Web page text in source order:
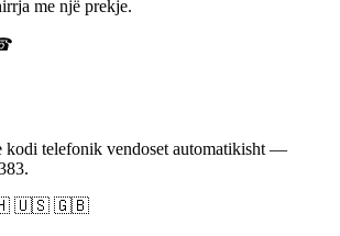
me një prekje.
kodi telefonik vendoset automatikisht —
🇺🇸 🇬🇧